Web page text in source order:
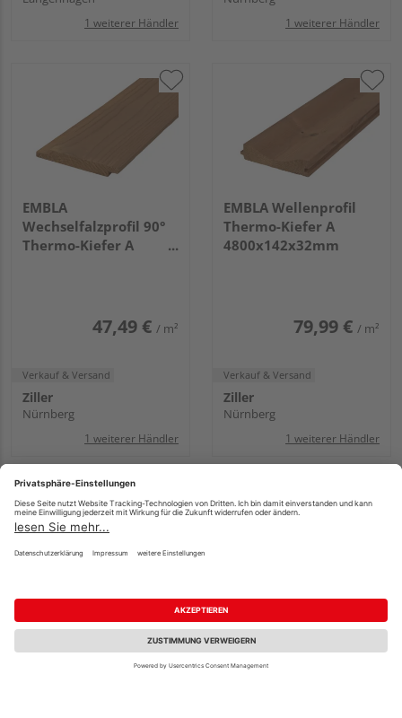
1 weiterer Händler 1 weiterer Händler
EMBLA
Wechselfalzprofil 90°
Thermo-Kiefer A
47,49 € / m²
Verkauf & Versand
Ziller
Nürnberg
1 weiterer Händler
EMBLA Wellenprofil
Thermo-Kiefer A
4800x142x32mm
79,99 € / m²
Verkauf & Versand
Ziller
Nürnberg
1 weiterer Händler
EMBLA TIGA Rhombus